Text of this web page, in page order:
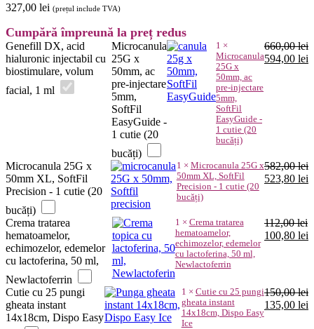
327,00 lei (prețul include TVA)
Cumpără împreună la preț redus
Genefill DX, acid
hialuronic injectabil cu
biostimulare, volum
facial, 1 ml
Microcanula
25G x
50mm, ac
pre-injectare
5mm,
SoftFil
EasyGuide -
1 cutie (20
bucăți)
1 ×
Microcanula
25G x
50mm, ac
pre-injectare
5mm,
SoftFil
EasyGuide -
1 cutie (20
bucăți)
660,00lei
Prețul
594,00 lei
Microcanula 25G x
50mm XL, SoftFil
Precision - 1 cutie (20
bucăți)
1 × Microcanula 25G x
50mm XL, SoftFil
Precision - 1 cutie (20
bucăți)
582,00lei
Prețul
582,00 lei.
523,80 lei
Crema tratarea
hematoamelor,
echimozelor, edemelor
cu lactoferina, 50 ml,
Newlactoferrin
1 × Crema tratarea
hematoamelor,
echimozelor, edemelor
cu lactoferina, 50 ml,
Newlactoferrin
112,00lei
Prețul
100,80 lei
Cutie cu 25 pungi
gheata instant
14x18cm, Dispo Easy
1 × Cutie cu 25 pungi
gheata instant
14x18cm, Dispo Easy
Ice
150,00lei
Prețul
inițial
135,00 lei